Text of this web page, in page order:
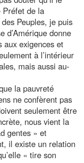
Préfet de la
Peuples, je puis
d’Amérique donne
aux exigences et
à l’intérieur
mais aussi au-
la pauvreté
ne confèrent pas
seulement être
nous vient la
gentes » et
il existe un relation
« tire son